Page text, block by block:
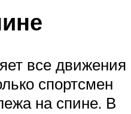
все движения
спортсмен
на спине. В